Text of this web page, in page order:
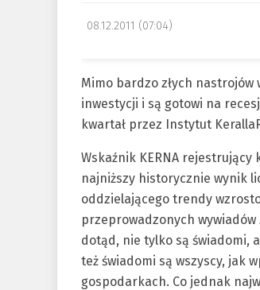
08.12.2011 (07:04)
Mimo bardzo złych
inwestycji i są gotowi na
kwartał przez Instytut
Wskaźnik KERNA rejestrujący
najniższy historycznie wynik
oddzielającego trendy
przeprowadzonych
dotąd, nie tylko są świadomi,
też świadomi są wszyscy, jak
gospodarkach. Co jednak